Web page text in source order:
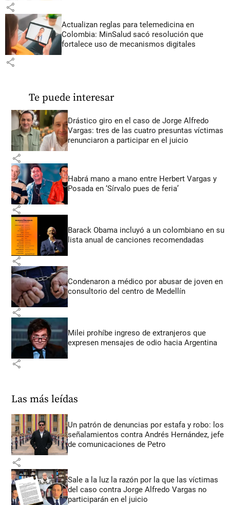
share
Actualizan reglas para telemedicina en
Colombia: MinSalud sacó resolución que
fortalece uso de mecanismos digitales
share
Te puede interesar
Drástico giro en el caso de Jorge Alfredo
Vargas: tres de las cuatro presuntas víctimas
renunciaron a participar en el juicio
share
Habrá mano a mano entre Herbert Vargas y
Posada en ‘Sírvalo pues de feria’
share
Barack Obama incluyó a un colombiano en su
lista anual de canciones recomendadas
share
Condenaron a médico por abusar de joven en
consultorio del centro de Medellín
share
Milei prohíbe ingreso de extranjeros que
expresen mensajes de odio hacia Argentina
share
Las más leídas
Un patrón de denuncias por estafa y robo: los
señalamientos contra Andrés Hernández, jefe
de comunicaciones de Petro
share
Sale a la luz la razón por la que las víctimas
del caso contra Jorge Alfredo Vargas no
participarán en el juicio